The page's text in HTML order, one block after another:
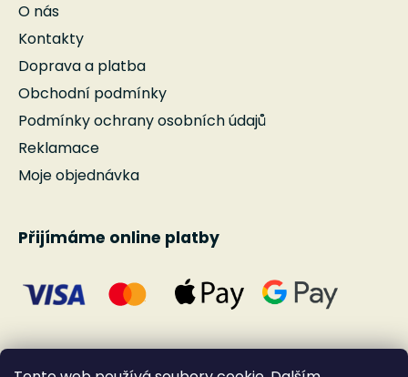
O nás
Kontakty
Doprava a platba
Obchodní podmínky
Podmínky ochrany osobních údajů
Reklamace
Moje objednávka
Přijímáme online platby